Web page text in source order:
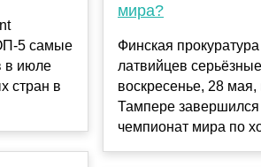
5 самые
в июле
стран в
мира?
Финская
латвийцев
воскресенье, 28
Тампере
чемпионат мира по